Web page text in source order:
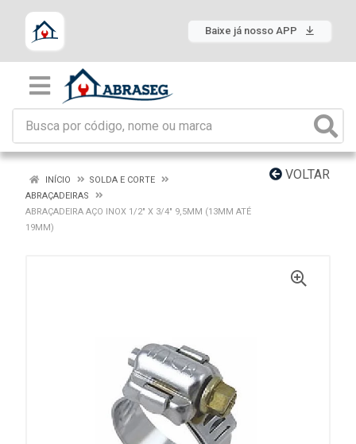
Baixe já nosso APP
VOLTAR
INÍCIO
SOLDA E CORTE
ABRAÇADEIRAS
ABRAÇADEIRA AÇO INOX 1/2" X 3/4" 9,5MM (13MM ATÉ
19MM)